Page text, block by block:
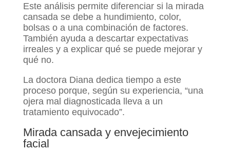
Este análisis permite diferenciar si la mirada
cansada se debe a hundimiento, color,
bolsas o a una combinación de factores.
También ayuda a descartar expectativas
irreales y a explicar qué se puede mejorar y
qué no.
La doctora Diana dedica tiempo a este
proceso porque, según su experiencia, “una
ojera mal diagnosticada lleva a un
tratamiento equivocado”.
Mirada cansada y envejecimiento
facial